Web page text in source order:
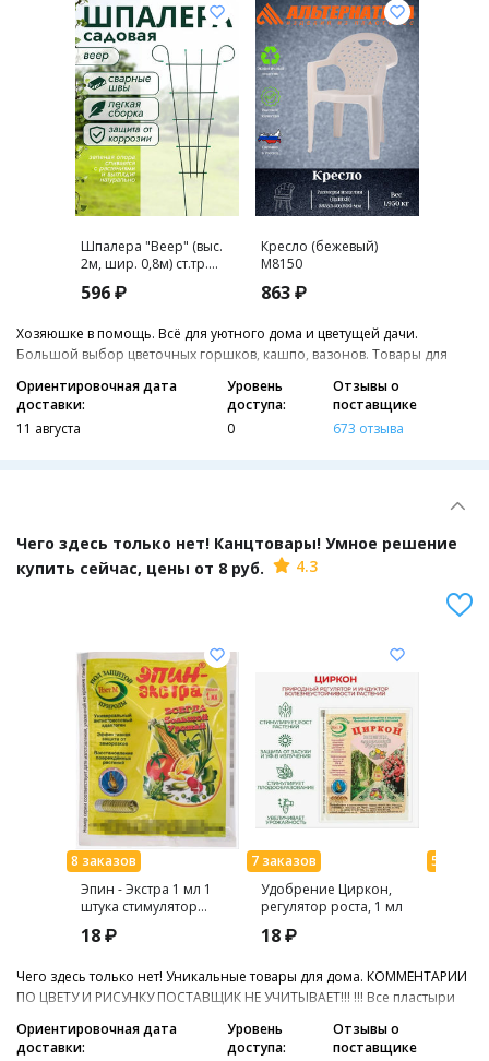
Шпалера "Веер" (выс.
2м, шир. 0,8м) ст.тр.
596 ₽
Кресло (бежевый)
М8150
863 ₽
Хозяюшке в помощь. Всё для уютного дома и цветущей дачи.
Большой выбор цветочных горшков, кашпо, вазонов. Товары для
Укрывной материал. Дачная мебель и декор. Товары для гриля и
пикника. Контейнеры и емкости для хранения разных размеров и
для любых нужд. Мебель для дома - стулья, обувницы, вешалки,
Ориентировочная дата
доставки:
11 августа
Уровень
доступа:
0
Отзывы о
поставщике
673 отзыва
Чего здесь только нет! Канцтовары! Умное решение
купить сейчас, цены от 8 руб.
4.3
Эпин - Экстра 1 мл 1
штука стимулятор
18 ₽
Удобрение Циркон,
регулятор роста, 1 мл
18 ₽
Чего здесь только нет! Уникальные товары для дома. КОММЕНТАРИИ
ПО ЦВЕТУ И РИСУНКУ ПОСТАВЩИК НЕ УЧИТЫВАЕТ!!! !!! Все пластыри
заказе.
Ориентировочная дата
доставки:
Уровень
доступа:
Отзывы о
поставщике